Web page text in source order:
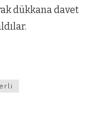
dükkana davet